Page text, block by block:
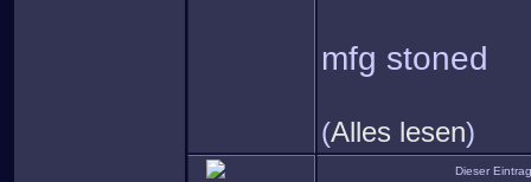
mfg stoned
(Alles lesen)
Dieser